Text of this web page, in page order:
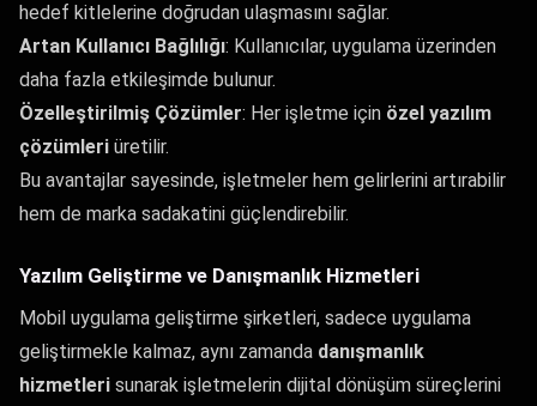
hedef kitlelerine doğrudan ulaşmasını sağlar.
Artan Kullanıcı Bağlılığı: Kullanıcılar, uygulama üzerinden
daha fazla etkileşimde bulunur.
Özelleştirilmiş Çözümler: Her işletme için özel yazılım
çözümleri üretilir.
Bu avantajlar sayesinde, işletmeler hem gelirlerini artırabilir
hem de marka sadakatini güçlendirebilir.
Yazılım Geliştirme ve Danışmanlık Hizmetleri
Mobil uygulama geliştirme şirketleri, sadece uygulama
geliştirmekle kalmaz, aynı zamanda danışmanlık
hizmetleri sunarak işletmelerin dijital dönüşüm süreçlerini